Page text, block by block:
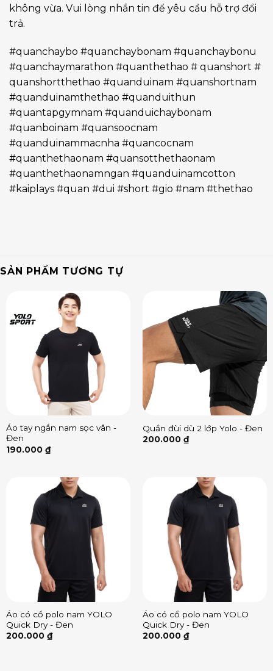
không vừa. Vui lòng nhắn tin để yêu cầu hỗ trợ đổi
trả.
#quanchaybo #quanchaybonam #quanchaybonu
#quanchaymarathon #quanthethao # quanshort #
quanshortthethao #quanduinam #quanshortnam
#quanduinamthethao #quanduithun
#quantapgymnam #quanduichaybonam
#quanboinam #quansoocnam
#quanduinammacnha #quancocnam
#quanthethaonam #quansotthethaonam
#quanthethaonamngan #quanduinamcotton
#kaiplays #quan #dui #short #gio #nam #thethao
SẢN PHẨM TƯƠNG TỰ
Áo tay ngắn nam sọc vân -
Đen
190.000 ₫
Quần đùi dù 2 lớp Yolo - Đen
200.000 ₫
Áo có cổ polo nam YOLO
Quick Dry - Đen
200.000 ₫
Áo có cổ polo nam YOLO
Quick Dry - Đen
200.000 ₫